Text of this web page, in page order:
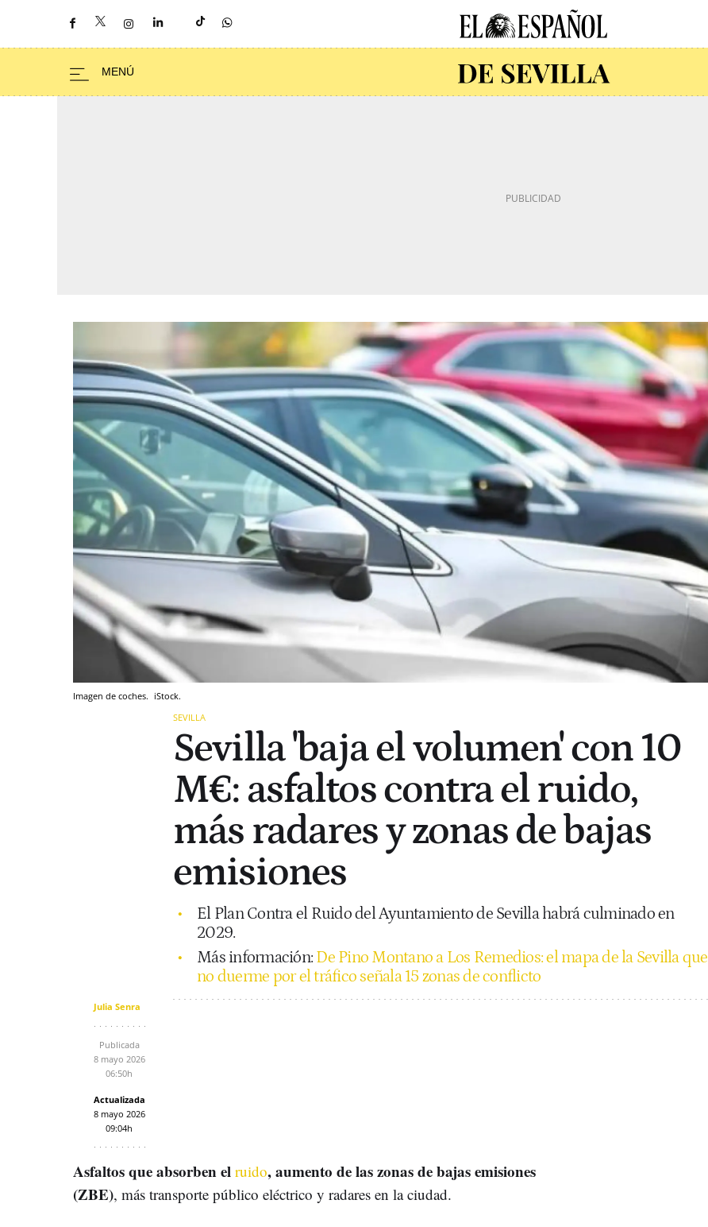
Imagen de coches. iStock.
SEVILLA
Sevilla 'baja el volumen' con 10
M€: asfaltos contra el ruido,
más radares y zonas de bajas
emisiones
El Plan Contra el Ruido del Ayuntamiento de Sevilla habrá culminado en
2029.
Más información: De Pino Montano a Los Remedios: el mapa de la Sevilla que
no duerme por el tráfico señala 15 zonas de conflicto
Julia Senra
Publicada
8 mayo 2026
06:50h
Actualizada
8 mayo 2026
09:04h
Asfaltos que absorben el ruido, aumento de las zonas de bajas emisiones
(ZBE), más transporte público eléctrico y radares en la ciudad.